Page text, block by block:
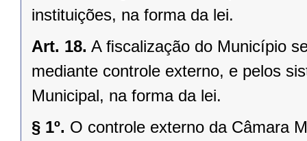
instituições, na forma da lei.
Art. 18. A ﬁscalização do Município
mediante controle externo, e pelos
Municipal, na forma da lei.
§ 1º. O controle externo da Câmara